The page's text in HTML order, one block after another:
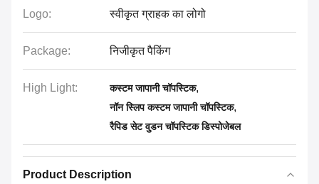
Logo: स्वीकृत ग्राहक का लोगो
Package: निजीकृत पैकिंग
High Light: कस्टम जापानी चॉपस्टिक,
नॉन स्लिप कस्टम जापानी चॉपस्टिक,
रैपिड सेट वुडन चॉपस्टिक डिस्पोजेबल
Product Description